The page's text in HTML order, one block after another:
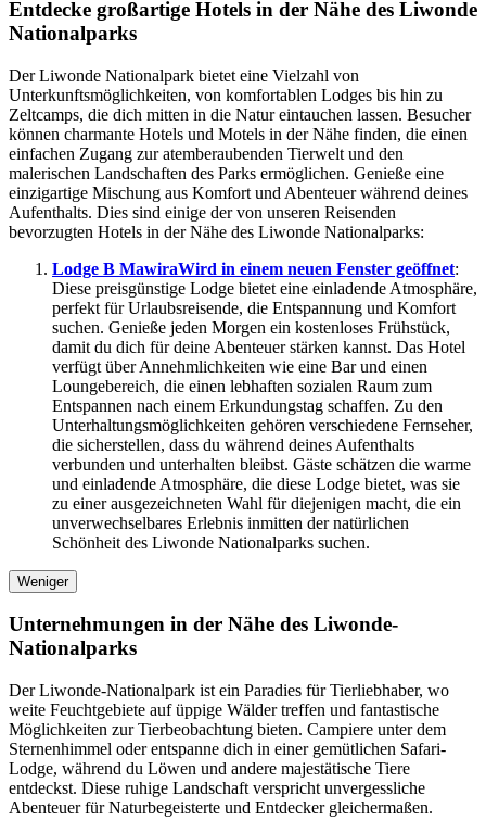
Entdecke großartige Hotels in der Nähe des Liwonde
Nationalparks
Der Liwonde Nationalpark bietet eine Vielzahl von
Unterkunftsmöglichkeiten, von komfortablen Lodges bis hin zu
Zeltcamps, die dich mitten in die Natur eintauchen lassen. Besucher
können charmante Hotels und Motels in der Nähe finden, die einen
einfachen Zugang zur atemberaubenden Tierwelt und den
malerischen Landschaften des Parks ermöglichen. Genieße eine
einzigartige Mischung aus Komfort und Abenteuer während deines
Aufenthalts. Dies sind einige der von unseren Reisenden
bevorzugten Hotels in der Nähe des Liwonde Nationalparks:
Lodge B MawiraWird in einem neuen Fenster geöffnet:
Diese preisgünstige Lodge bietet eine einladende Atmosphäre,
perfekt für Urlaubsreisende, die Entspannung und Komfort
suchen. Genieße jeden Morgen ein kostenloses Frühstück,
damit du dich für deine Abenteuer stärken kannst. Das Hotel
verfügt über Annehmlichkeiten wie eine Bar und einen
Loungebereich, die einen lebhaften sozialen Raum zum
Entspannen nach einem Erkundungstag schaffen. Zu den
Unterhaltungsmöglichkeiten gehören verschiedene Fernseher,
die sicherstellen, dass du während deines Aufenthalts
verbunden und unterhalten bleibst. Gäste schätzen die warme
und einladende Atmosphäre, die diese Lodge bietet, was sie
zu einer ausgezeichneten Wahl für diejenigen macht, die ein
unverwechselbares Erlebnis inmitten der natürlichen
Schönheit des Liwonde Nationalparks suchen.
Weniger
Unternehmungen in der Nähe des Liwonde-
Nationalparks
Der Liwonde-Nationalpark ist ein Paradies für Tierliebhaber, wo
weite Feuchtgebiete auf üppige Wälder treffen und fantastische
Möglichkeiten zur Tierbeobachtung bieten. Campiere unter dem
Sternenhimmel oder entspanne dich in einer gemütlichen Safari-
Lodge, während du Löwen und andere majestätische Tiere
entdeckst. Diese ruhige Landschaft verspricht unvergessliche
Abenteuer für Naturbegeisterte und Entdecker gleichermaßen.